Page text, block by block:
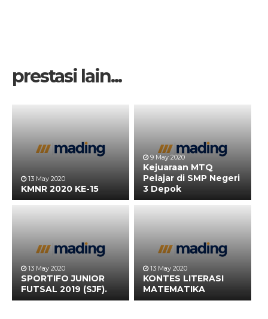
prestasi lain...
13 May 2020
KMNR 2020 KE-15
9 May 2020
Kejuaraan MTQ
Pelajar di SMP Negeri
3 Depok
13 May 2020
SPORTIFO JUNIOR
FUTSAL 2019 (SJF).
13 May 2020
KONTES LITERASI
MATEMATIKA